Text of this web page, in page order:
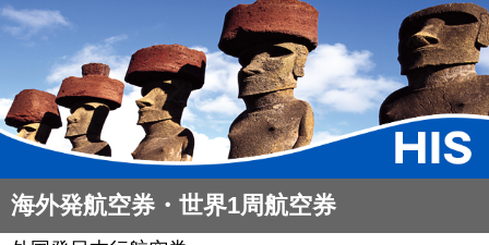
海外発航空券・世界1周航空券